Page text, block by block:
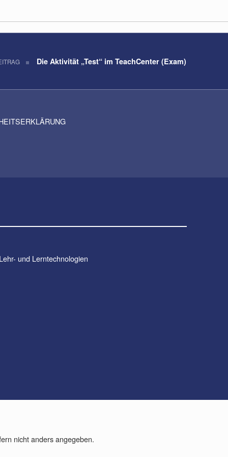
Die Aktivität „Test“ im TeachCenter (Exam)
und Lerntechnologien
nicht anders angegeben.